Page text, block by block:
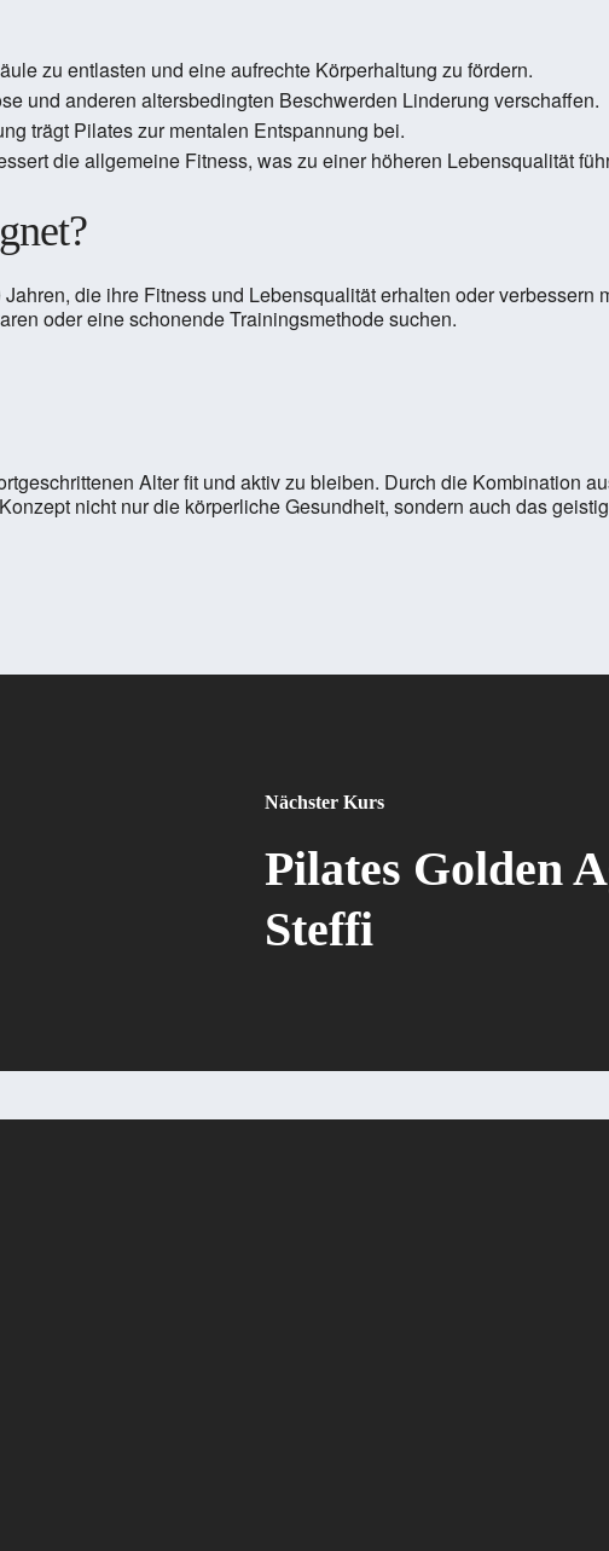
zu entlasten und eine aufrechte Körperhaltung zu fördern.
und anderen altersbedingten Beschwerden Linderung verschaffen.
trägt Pilates zur mentalen Entspannung bei.
die allgemeine Fitness, was zu einer höheren Lebensqualität
die ihre Fitness und Lebensqualität erhalten oder verbessern
oder eine schonende Trainingsmethode suchen.
Alter fit und aktiv zu bleiben. Durch die Kombination
nicht nur die körperliche Gesundheit, sondern auch das
Nächster Kurs
Pilates Golden
Steffi